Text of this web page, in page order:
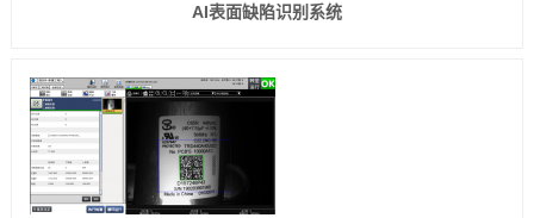
AI表面缺陷识别系统